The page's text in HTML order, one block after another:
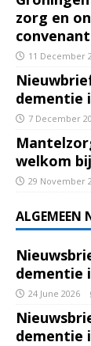
zorg en
11 December
dementie
7 December
welkom
29 November
ALGEMEEN
dementie
24 June 2026
dementie